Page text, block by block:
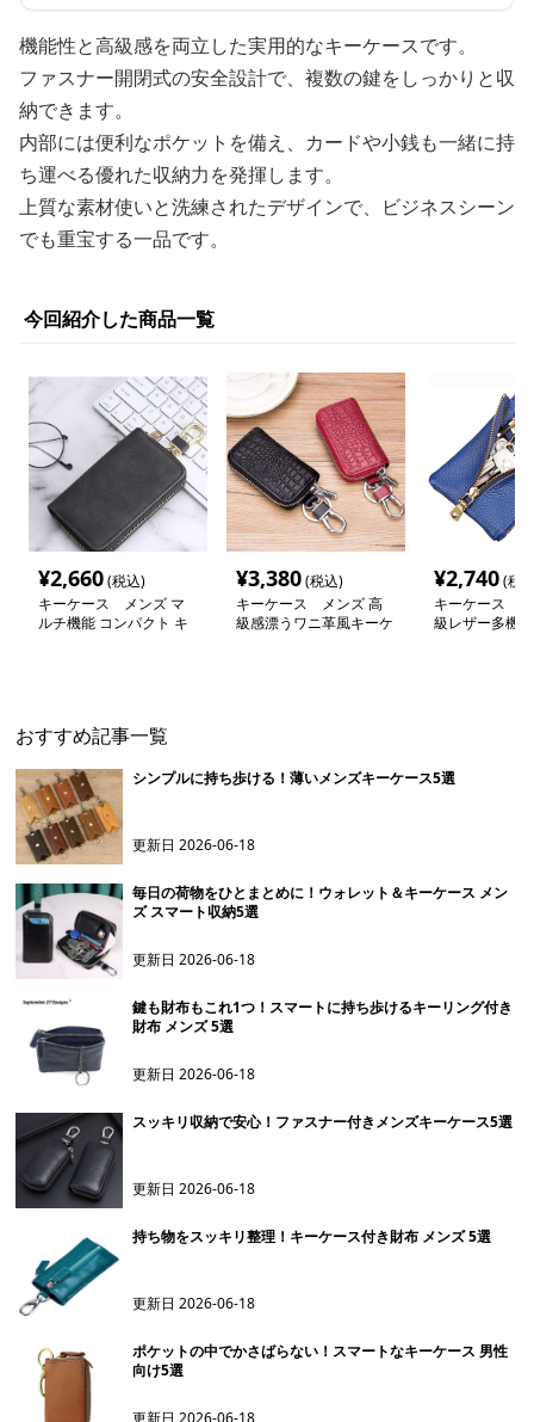
機能性と高級感を両立した実用的なキーケースです。
ファスナー開閉式の安全設計で、複数の鍵をしっかりと収
納できます。
内部には便利なポケットを備え、カードや小銭も一緒に持
ち運べる優れた収納力を発揮します。
上質な素材使いと洗練されたデザインで、ビジネスシーン
でも重宝する一品です。
今回紹介した商品一覧
¥2,660(税込)
キーケース メンズ マ
ルチ機能 コンパクト キ
¥3,380(税込)
キーケース メンズ 高
級感漂うワニ革風キーケ
¥2,740(税
キーケース
級レザー多機
おすすめ記事一覧
シンプルに持ち歩ける！薄いメンズキーケース5選
更新日2026-06-18
毎日の荷物をひとまとめに！ウォレット＆キーケース メン
ズ スマート収納5選
更新日2026-06-18
鍵も財布もこれ1つ！スマートに持ち歩けるキーリング付き
財布 メンズ 5選
更新日2026-06-18
スッキリ収納で安心！ファスナー付きメンズキーケース5選
更新日2026-06-18
持ち物をスッキリ整理！キーケース付き財布 メンズ 5選
更新日2026-06-18
ポケットの中でかさばらない！スマートなキーケース 男性
向け5選
更新日2026-06-18